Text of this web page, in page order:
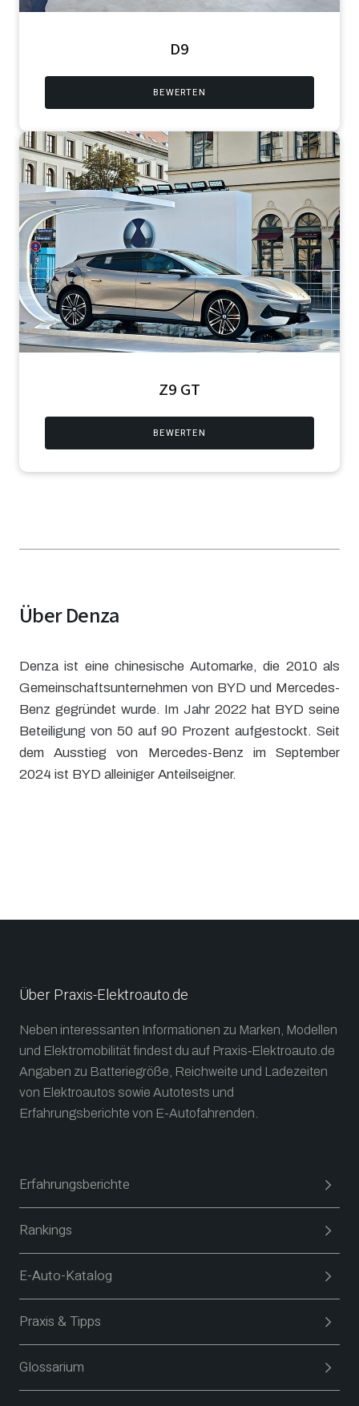
D9
BEWERTEN
Z9 GT
BEWERTEN
Über Denza
Denza ist eine chinesische Automarke, die 2010 als
Gemeinschaftsunternehmen von BYD und Mercedes-
Benz gegründet wurde. Im Jahr 2022 hat BYD seine
Beteiligung von 50 auf 90 Prozent aufgestockt. Seit
dem Ausstieg von Mercedes-Benz im September
2024 ist BYD alleiniger Anteilseigner.
Über Praxis-Elektroauto.de
Neben interessanten Informationen zu Marken, Modellen
und Elektromobilität findest du auf Praxis‑Elektroauto.de
Angaben zu Batteriegröße, Reichweite und Ladezeiten
von Elektroautos sowie Autotests und
Erfahrungsberichte von E-Autofahrenden.
Erfahrungsberichte
Rankings
E-Auto-Katalog
Praxis & Tipps
Glossarium